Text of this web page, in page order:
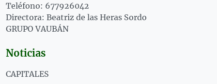
Teléfono: 677926042
Directora: Beatriz de las Heras Sordo
GRUPO VAUBÁN
Noticias
CAPITALES